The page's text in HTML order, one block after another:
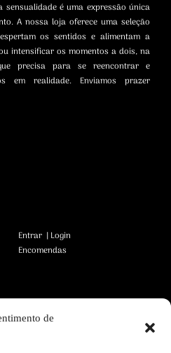
de
sensualidade é uma expressão única
A nossa loja oferece uma seleção
os sentidos e alimentam a
intensificar os momentos a dois, na
precisa para se reencontrar e
em realidade. Enviamos prazer
Entrar | Login
Encomendas